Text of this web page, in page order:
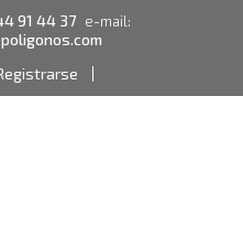
91 44 37 e-mail: